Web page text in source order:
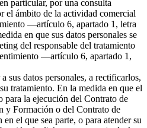
particular, por una consulta
el ámbito de la actividad comercial
—artículo 6, apartado 1, letra
en que sus datos personales se
del responsable del tratamiento
—artículo 6, apartado 1,
sus datos personales, a rectificarlos,
tratamiento. En la medida en que el
para la ejecución del Contrato de
y Formación o del Contrato de
el que sea parte, o para atender su